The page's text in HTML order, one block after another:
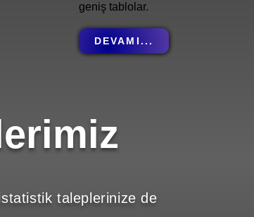
geniş tablolar.
DEVAMI...
taleplerinize de